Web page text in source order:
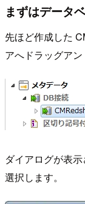
まずはデータ
先ほど作成した
アへドラッグアン
ダイアログが表
選択します。